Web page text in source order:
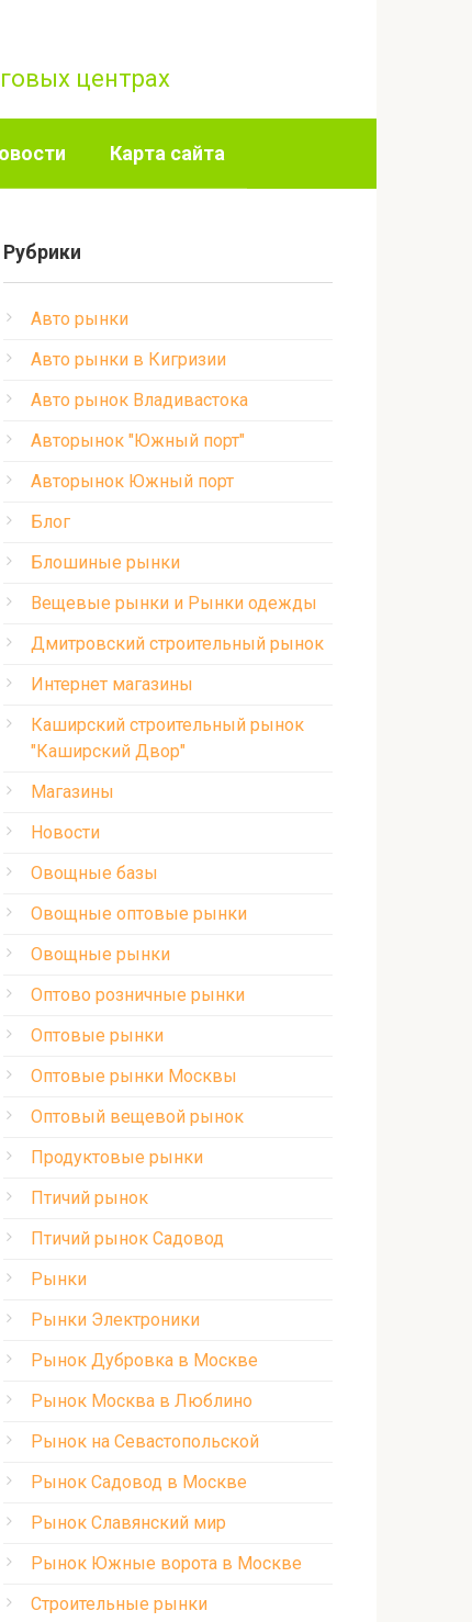
центрах
Карта сайта
Рубрики
Авто рынки
Авто рынки в Кигризии
Авто рынок Владивастока
Авторынок "Южный порт"
Авторынок Южный порт
Блог
Блошиные рынки
Вещевые рынки и Рынки одежды
Дмитровский строительный рынок
Интернет магазины
Каширский строительный рынок
"Каширский Двор"
Магазины
Новости
Овощные базы
Овощные оптовые рынки
Овощные рынки
Оптово розничные рынки
Оптовые рынки
Оптовые рынки Москвы
Оптовый вещевой рынок
Продуктовые рынки
Птичий рынок
Птичий рынок Садовод
Рынки
Рынки Электроники
Рынок Дубровка в Москве
Рынок Москва в Люблино
Рынок на Севастопольской
Рынок Садовод в Москве
Рынок Славянский мир
Рынок Южные ворота в Москве
Строительные рынки